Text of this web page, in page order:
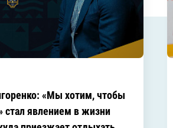
«Мы хотим, чтобы
стал явлением в жизни